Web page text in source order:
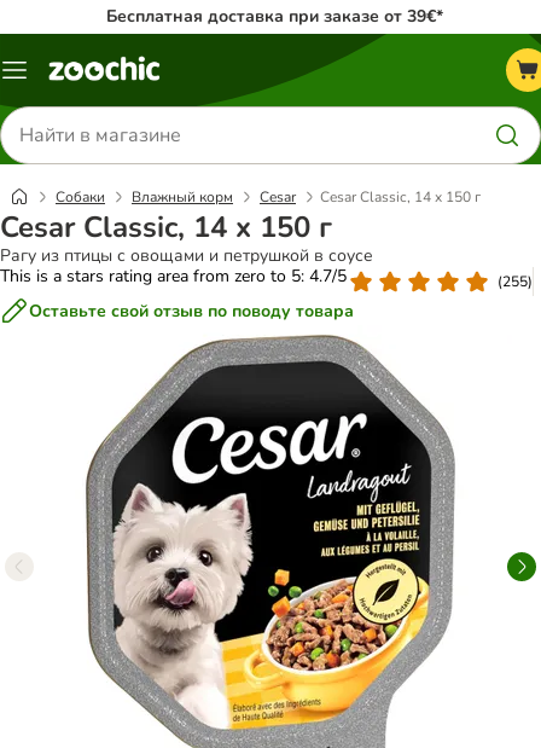
Бесплатная доставка при заказе от 39€*
Каталог
Поиск
товаров
Собаки Влажный корм Cesar Cesar Classic, 14 x 150 г
Cesar Classic, 14 x 150 г
Рагу из птицы с овощами и петрушкой в ​​соусе
This is a stars rating area from zero to 5: 4.7/5
(255)
Оставьте свой отзыв по поводу товара